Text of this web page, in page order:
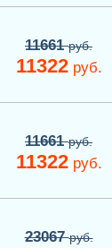
11661руб.
11322руб.
11661руб.
11322руб.
23067руб.